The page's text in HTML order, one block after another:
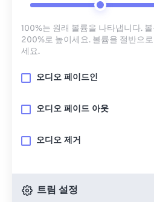
100%는 원래 볼륨을 나타냅니다.
200%로 높이세요. 볼륨을 절반으
세요.
오디오 페이드인
오디오 페이드 아웃
오디오 제거
트림 설정